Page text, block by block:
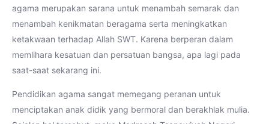
agama merupakan sarana untuk menambah semarak dan
menambah kenikmatan beragama serta meningkatkan
ketakwaan terhadap Allah SWT. Karena berperan dalam
memlihara kesatuan dan persatuan bangsa, apa lagi pada
saat-saat sekarang ini.
Pendidikan agama sangat memegang peranan untuk
menciptakan anak didik yang bermoral dan berakhlak mulia.